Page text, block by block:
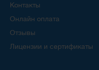
Контакты
Онлайн оплата
Отзывы
Лицензии и сертификаты